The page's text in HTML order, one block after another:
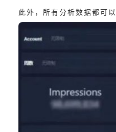
此外，所有分析数据都可